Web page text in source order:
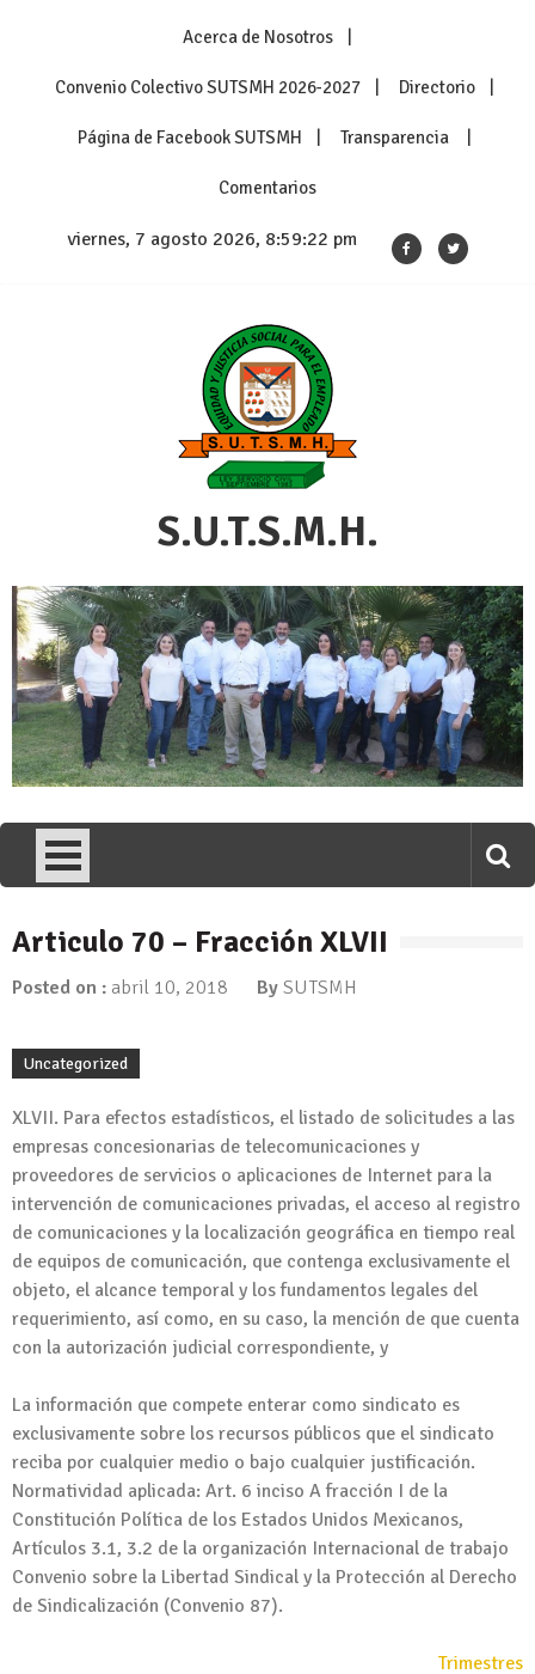
Acerca de Nosotros
Convenio Colectivo SUTSMH 2026-2027 Directorio
Página de Facebook SUTSMH Transparencia
Comentarios
viernes, 7 agosto 2026, 8:59:22 pm
S.U.T.S.M.H.
Articulo 70 – Fracción XLVII
Posted on : abril 10, 2018 By SUTSMH
Uncategorized
XLVII. Para efectos estadísticos, el listado de solicitudes a las
empresas concesionarias de telecomunicaciones y
proveedores de servicios o aplicaciones de Internet para la
intervención de comunicaciones privadas, el acceso al registro
de comunicaciones y la localización geográfica en tiempo real
de equipos de comunicación, que contenga exclusivamente el
objeto, el alcance temporal y los fundamentos legales del
requerimiento, así como, en su caso, la mención de que cuenta
con la autorización judicial correspondiente, y
La información que compete enterar como sindicato es
exclusivamente sobre los recursos públicos que el sindicato
reciba por cualquier medio o bajo cualquier justificación.
Normatividad aplicada: Art. 6 inciso A fracción I de la
Constitución Política de los Estados Unidos Mexicanos,
Artículos 3.1, 3.2 de la organización Internacional de trabajo
Convenio sobre la Libertad Sindical y la Protección al Derecho
de Sindicalización (Convenio 87).
Trimestres